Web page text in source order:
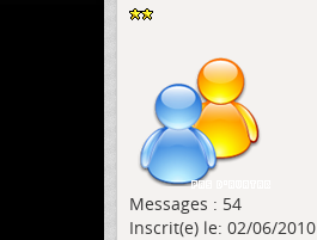
Messages : 54
Inscrit(e) le: 02/06/2010